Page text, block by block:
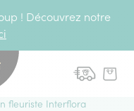
! Découvrez notre
fleuriste Interflora